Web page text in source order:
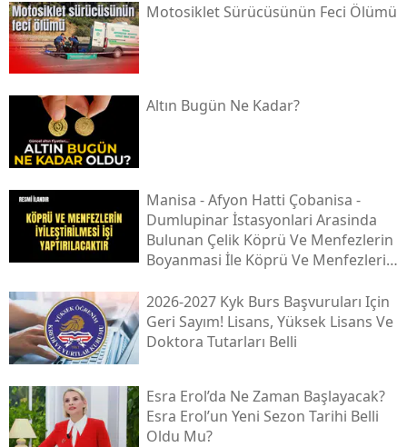
Motosiklet Sürücüsünün Feci Ölümü
Altın Bugün Ne Kadar?
Mani̇sa - Afyon Hatti Çobani̇sa -
Dumlupinar İstasyonlari Arasinda
Bulunan Çeli̇k Köprü Ve Menfezleri̇n
Boyanmasi İle Köprü Ve Menfezleri̇n
2026-2027 Kyk Burs Başvuruları Için
Geri Sayım! Lisans, Yüksek Lisans Ve
Doktora Tutarları Belli
Esra Erol’da Ne Zaman Başlayacak?
Esra Erol’un Yeni Sezon Tarihi Belli
Oldu Mu?